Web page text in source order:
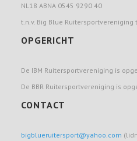
NL18 ABNA 0545 9290 40
t.n.v. Big Blue Ruitersportvereniging
OPGERICHT
De IBM Ruitersportvereniging is
De BBR Ruitersportvereniging is
CONTACT
bigblueruitersport@yahoo.com